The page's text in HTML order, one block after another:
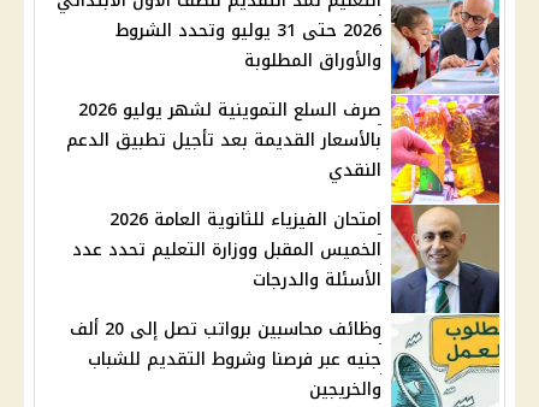
2026 حتى 31 يوليو وتحدد الشروط
والأوراق المطلوبة
صرف السلع التموينية لشهر يوليو 2026
بالأسعار القديمة بعد تأجيل تطبيق الدعم
النقدي
امتحان الفيزياء للثانوية العامة 2026
الخميس المقبل ووزارة التعليم تحدد عدد
الأسئلة والدرجات
وظائف محاسبين برواتب تصل إلى 20 ألف
جنيه عبر فرصنا وشروط التقديم للشباب
والخريجين